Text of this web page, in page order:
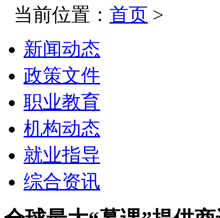
当前位置： 首页 >
新闻动态
政策文件
职业教育
机构动态
就业指导
综合资讯